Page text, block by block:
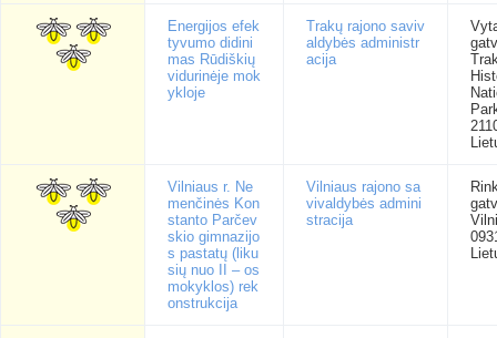
Energijos efek
tyvumo didini
mas Rūdiškių
vidurinėje mok
ykloje
Trakų rajono saviv
aldybės administr
acija
Vilniaus r. Ne
menčinės Kon
stanto Parčev
skio gimnazijo
s pastatų (liku
sių nuo II – os
mokyklos) rek
onstrukcija
Vilniaus rajono sa
vivaldybės admini
stracija